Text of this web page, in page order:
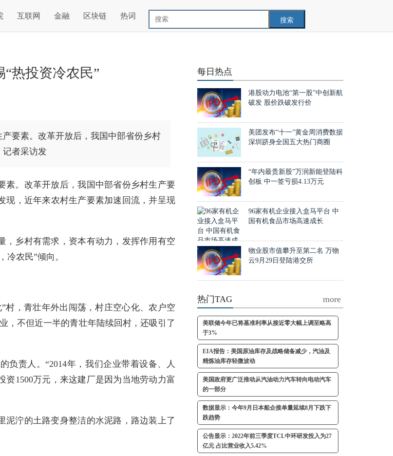
互联网 金融 区块链 热词
搜索
“热投资冷农民”
要素。改革开放后，我国中部省份乡村
记者采访发
素。改革开放后，我国中部省份乡村生产要
现，近年来农村生产要素加速回流，并呈现
，乡村有需求，资本有动力，发挥作用有空
冷农民”倾向。
村，青壮年外出闯荡，村庄空心化、农户空
，不但近一半的青壮年陆续回村，还吸引了
负责人。“2014年，我们企业带着设备、人
1500万元，来这建厂是因为当地劳动力富
泥泞的土路变身整洁的水泥路，路边装上了
每日热点
港股动力电池“第一股”中创新航
破发 股价跌破发行价
美团发布“十一”黄金周消费数据
深圳跻身全国五大热门商圈
“年内最贵新股”万润新能登陆科
创板 中一签亏损4.13万元
96家有机企业接入盒马平台 中
国有机食品市场高速成长
物业股市值攀升至第二名 万物
云9月29日登陆港交所
热门TAG more
美联储今年已将基准利率从接近零大幅上调至略高
于3%
EIA报告：美国原油库存及战略储备减少，汽油及
精炼油库存轻微波动
美国政府更广泛推动从汽油动力汽车转向电动汽车
的一部分
数据显示：今年9月日本船企接单量延续8月下跌下
跌趋势
公告显示：2022年前三季度TCL中环研发投入为27
亿元 占比营业收入5.42%